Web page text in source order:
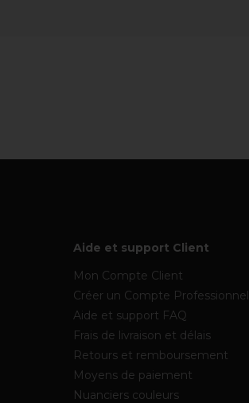
Aide et support Client
Mon Compte Client
Créer un Compte Professionnel
Aide et support FAQ
Frais de livraison et délais
Retours et remboursement
Moyens de paiement
Nuanciers couleurs